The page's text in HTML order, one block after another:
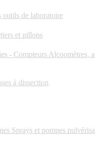
outils de laboratoire
et pillons
- Compteurs Alcoomètres,
à dissection
Sprays et pompes